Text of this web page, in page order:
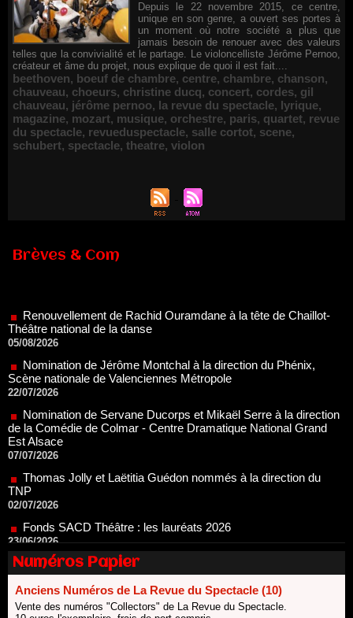
Depuis le 22 novembre 2015, ce centre,
unique en son genre, a ouvert ses portes à
un moment où notre société a plus que
jamais besoin de renouer avec des valeurs
telles que la convivialité et le partage. Le violoncelliste Jérôme Pernoo,
créateur et âme du projet, nous explique de quoi il est fait....
beethoven, boeuf de chambre, centre, chambre, chanson,
chauveau, choeurs, christine ducq, concert, cordes, gil
chauveau, jérôme pernoo, la revue du spectacle, lyrique,
magazine, mozart, musique, orchestre, paris, quartet, revue
du spectacle, revueduspectacle, salle cortot, scene,
schubert, spectacle, theatre, violon
Brèves & Com
05/08/2026
Nomination de Jérôme Montchal à la direction du Phénix,
Scène nationale de Valenciennes Métropole
22/07/2026
Nomination de Servane Ducorps et Mikaël Serre à la direction
de la Comédie de Colmar - Centre Dramatique National Grand
07/07/2026
Thomas Jolly et Laëtitia Guédon nommés à la direction du
TNP
02/07/2026
Fonds SACD Théâtre : les lauréats 2026
23/06/2026
Dispositif ARTCENA Écrire pour le cirque, les lauréats 2026 !
20/06/2026
Le palmarès des prix SACD 2026
Les 10 lauréats du Fonds Grandes Formes Théâtre 2026
SACD
Numéros Papier
Anciens Numéros de La Revue du Spectacle (10)
Vente des numéros "Collectors" de La Revue du Spectacle.